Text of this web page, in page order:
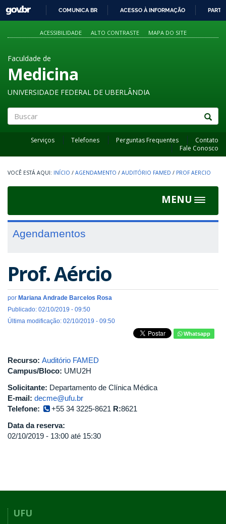
PARA
O
GOVBR
COMUNICA BR ACESSO À INFORMAÇÃO
ACESSIBILIDADE ALTO CONTRASTE MAPA DO SITE
Faculdade de
Medicina
UNIVERSIDADE FEDERAL DE UBERLÂNDIA
Serviços Telefones Perguntas Frequentes
Contato
Fale Conosco
INÍCIO / AGENDAMENTO / AUDITÓRIO FAMED / PROF AERCIO
MENU
Toggle
Agendamentos
Prof. Aércio
por Mariana Andrade Barcelos Rosa
Publicado: 02/10/2019 - 09:50
Última modificação: 02/10/2019 - 09:50
Whatsapp
Recurso: Auditório FAMED
Campus/Bloco: UMU2H
Solicitante: Departamento de Clínica Médica
E-mail: decme@ufu.br
Telefone:
+55 34 3225-8621 R:8621
Data da reserva:
02/10/2019 - 13:00 até 15:30
UFU